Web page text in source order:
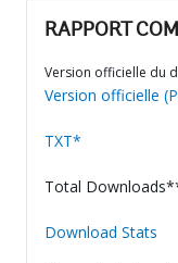
RAPPORT
Version officielle du
Version officielle
TXT*
Total
Download Stats